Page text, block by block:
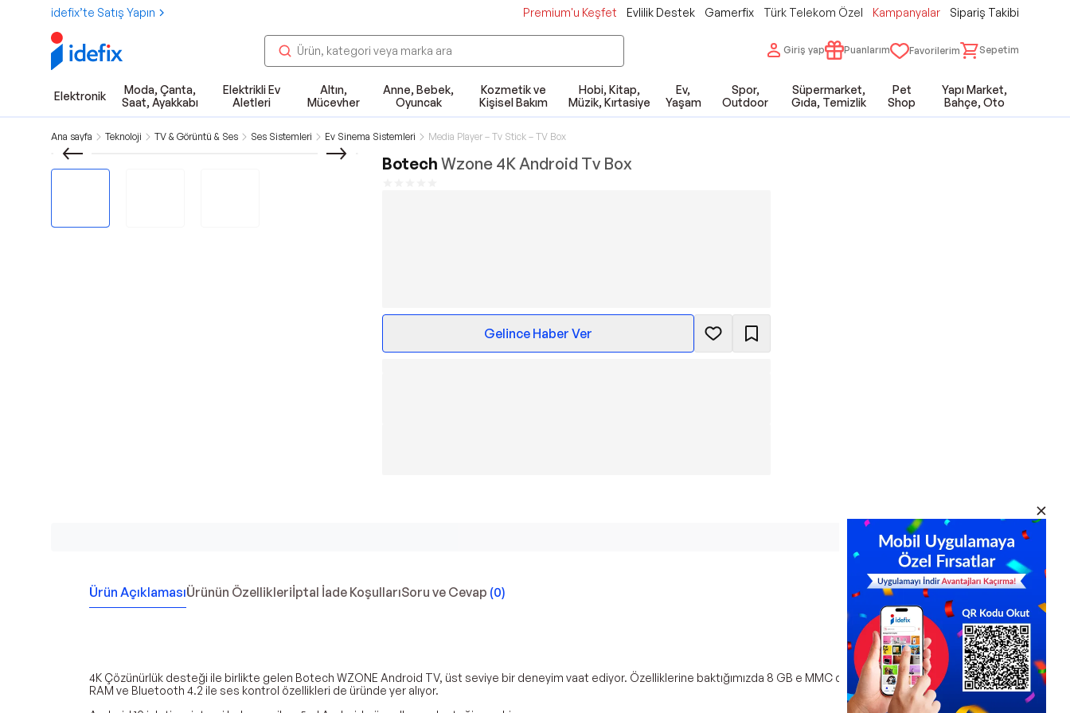
idefix’te Satış Yapın Premium'u Keşfet Evlilik Destek Gamerfix Türk Telekom Özel Kampanyalar Sipariş Takibi
Giriş yap Puanlarım Favorilerim Sepetim
Elektronik
Moda, Çanta,
Saat, Ayakkabı
Elektrikli Ev
Aletleri
Altın,
Mücevher
Anne, Bebek,
Oyuncak
Kozmetik ve
Kişisel Bakım
Hobi, Kitap,
Müzik, Kırtasiye
Ev,
Yaşam
Spor,
Outdoor
Süpermarket,
Gıda, Temizlik
Pet
Shop
Yapı Market,
Bahçe, Oto
Ana sayfa Teknoloji TV & Görüntü & Ses Ses Sistemleri Ev Sinema Sistemleri Media Player – Tv Stick – TV Box
Botech Wzone 4K Android Tv Box
Gelince Haber Ver
Ürün AçıklamasıÜrünün Özellikleriİptal İade KoşullarıSoru ve Cevap (0)
4K Çözünürlük desteği ile birlikte gelen Botech WZONE Android TV, üst seviye bir deneyim vaat ediyor. Özelliklerine baktığımızda 8 GB e MMC depolama alanı, 2 GB DDR3
RAM ve Bluetooth 4.2 ile ses kontrol özellikleri de üründe yer alıyor.